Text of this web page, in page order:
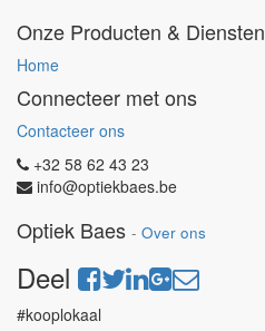
Onze Producten & Diensten
Home
Connecteer met ons
Contacteer ons
+32 58 62 43 23
info@optiekbaes.be
Optiek Baes - Over ons
Deel
#kooplokaal